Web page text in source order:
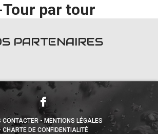
par tour
PARTENAIRES
CONTACTER
MENTIONS LÉGALES
CHARTE DE CONFIDENTIALITÉ